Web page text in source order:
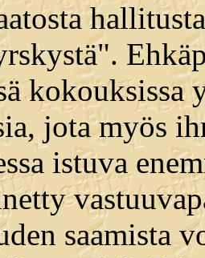
jota myös
istuva
saamista